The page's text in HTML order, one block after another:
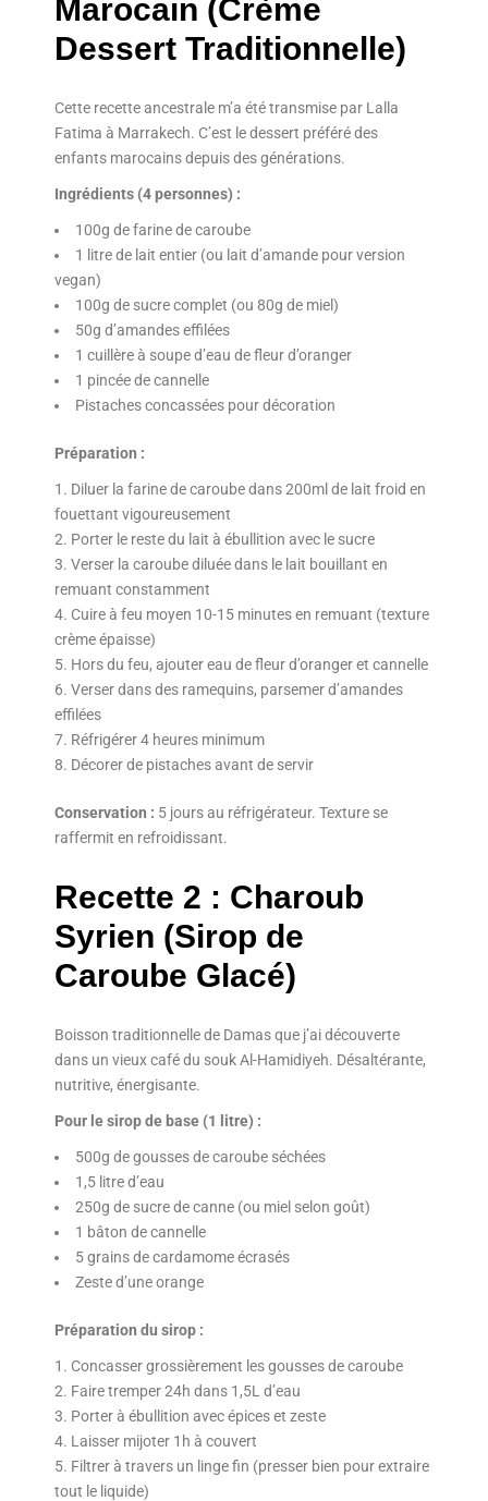
Marocain (Crème
Dessert Traditionnelle)
Cette recette ancestrale m’a été transmise par Lalla
Fatima à Marrakech. C’est le dessert préféré des
enfants marocains depuis des générations.
Ingrédients (4 personnes) :
100g de farine de caroube
1 litre de lait entier (ou lait d’amande pour version
vegan)
100g de sucre complet (ou 80g de miel)
50g d’amandes effilées
1 cuillère à soupe d’eau de fleur d’oranger
1 pincée de cannelle
Pistaches concassées pour décoration
Préparation :
Diluer la farine de caroube dans 200ml de lait froid en
fouettant vigoureusement
Porter le reste du lait à ébullition avec le sucre
Verser la caroube diluée dans le lait bouillant en
remuant constamment
Cuire à feu moyen 10-15 minutes en remuant (texture
crème épaisse)
Hors du feu, ajouter eau de fleur d’oranger et cannelle
Verser dans des ramequins, parsemer d’amandes
effilées
Réfrigérer 4 heures minimum
Décorer de pistaches avant de servir
Conservation : 5 jours au réfrigérateur. Texture se
raffermit en refroidissant.
Recette 2 : Charoub
Syrien (Sirop de
Caroube Glacé)
Boisson traditionnelle de Damas que j’ai découverte
dans un vieux café du souk Al-Hamidiyeh. Désaltérante,
nutritive, énergisante.
Pour le sirop de base (1 litre) :
500g de gousses de caroube séchées
1,5 litre d’eau
250g de sucre de canne (ou miel selon goût)
1 bâton de cannelle
5 grains de cardamome écrasés
Zeste d’une orange
Préparation du sirop :
Concasser grossièrement les gousses de caroube
Faire tremper 24h dans 1,5L d’eau
Porter à ébullition avec épices et zeste
Laisser mijoter 1h à couvert
Filtrer à travers un linge fin (presser bien pour extraire
tout le liquide)